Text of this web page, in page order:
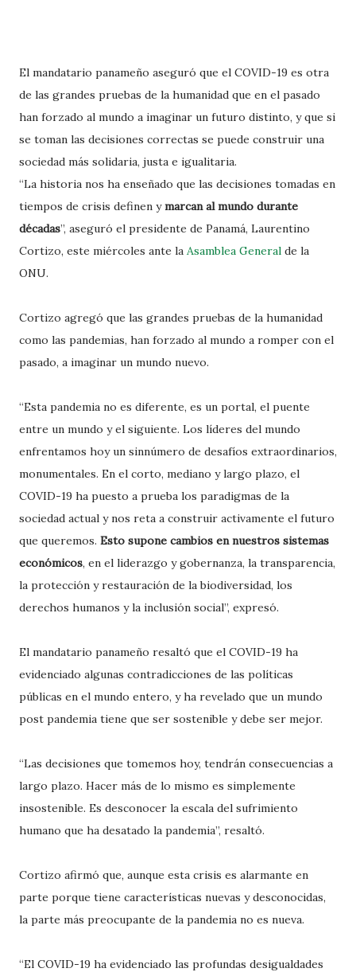
El mandatario panameño aseguró que el COVID-19 es otra
de las grandes pruebas de la humanidad que en el pasado
han forzado al mundo a imaginar un futuro distinto, y que si
se toman las decisiones correctas se puede construir una
sociedad más solidaria, justa e igualitaria.
“La historia nos ha enseñado que las decisiones tomadas en
tiempos de crisis definen ymarcan al mundo durante
décadas”, aseguró el presidente de Panamá, Laurentino
Cortizo, este miércoles ante la Asamblea General de la
ONU.
Cortizo agregó que las grandes pruebas de la humanidad
como las pandemias, han forzado al mundo a romper con el
pasado, a imaginar un mundo nuevo.
“Esta pandemia no es diferente, es un portal, el puente
entre un mundo y el siguiente. Los líderes del mundo
enfrentamos hoy un sinnúmero de desafíos extraordinarios,
monumentales. En el corto, mediano y largo plazo, el
COVID-19 ha puesto a prueba los paradigmas de la
sociedad actual y nos reta a construir activamente el futuro
que queremos. Esto supone cambios en nuestros sistemas
económicos, en el liderazgo y gobernanza, la transparencia,
la protección y restauración de la biodiversidad, los
derechos humanos y la inclusión social”, expresó.
El mandatario panameño resaltó que el COVID-19 ha
evidenciado algunas contradicciones de las políticas
públicas en el mundo entero, y ha revelado que un mundo
post pandemia tiene que ser sostenible y debe ser mejor.
“Las decisiones que tomemos hoy, tendrán consecuencias a
largo plazo. Hacer más de lo mismo es simplemente
insostenible. Es desconocer la escala del sufrimiento
humano que ha desatado la pandemia”, resaltó.
Cortizo afirmó que, aunque esta crisis es alarmante en
parte porque tiene características nuevas y desconocidas,
la parte más preocupante de la pandemia no es nueva.
“El COVID-19 ha evidenciado las profundas desigualdades